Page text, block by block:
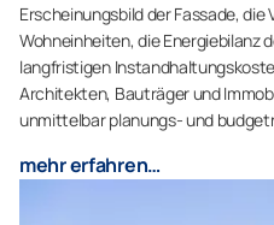
Erscheinungsbild der Fassade,
Wohneinheiten, die Energiebilanz
langfristigen
Architekten, Bauträger und
unmittelbar planungs- und
mehr erfahren…